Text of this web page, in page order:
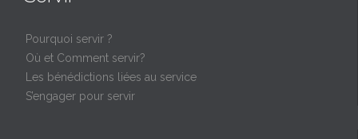
Pourquoi servir ?
Où et Comment servir?
Les bénédictions liées au service
S’engager pour servir